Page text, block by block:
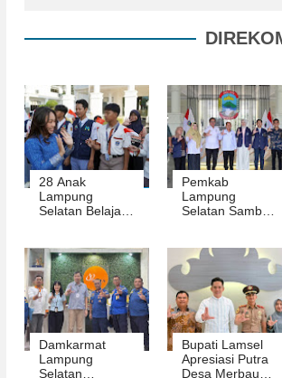
28 Anak
Lampung
Selatan Belajar
Lewat Kids
Takeover Di Hari
Anak Nasional
2026
Pemkab
Lampung
Selatan Sambut
Damkarmat
Lampung
Selatan
Bupati Lamsel
Apresiasi Putra
Desa Merbau